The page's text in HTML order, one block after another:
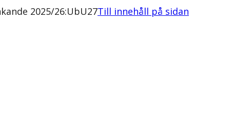
2025/26:UbU27Till innehåll på sidan